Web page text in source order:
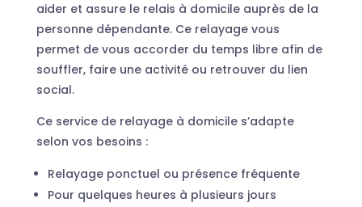
aider et assure le relais à domicile auprès de la
personne dépendante. Ce relayage vous
permet de vous accorder du temps libre afin de
souffler, faire une activité ou retrouver du lien
social.
Ce service de relayage à domicile s’adapte
selon vos besoins :
Relayage ponctuel ou présence fréquente
Pour quelques heures à plusieurs jours